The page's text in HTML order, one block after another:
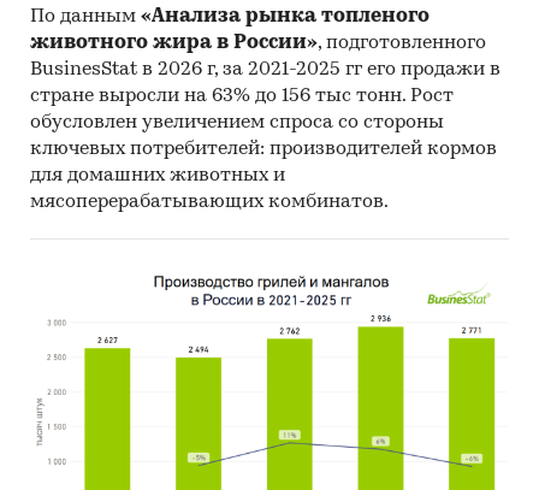
По данным «Анализа рынка топленого
животного жира в России», подготовленного
BusinesStat в 2026 г, за 2021-2025 гг его продажи в
стране выросли на 63% до 156 тыс тонн. Рост
обусловлен увеличением спроса со стороны
ключевых потребителей: производителей кормов
для домашних животных и
мясоперерабатывающих комбинатов.